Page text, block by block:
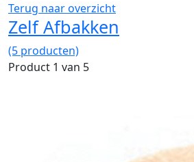
Terug naar overzicht
Zelf Afbakken
(5 producten)
Product 1 van 5